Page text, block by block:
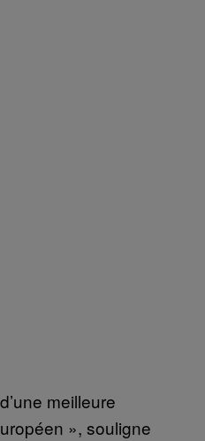
meilleure
», souligne